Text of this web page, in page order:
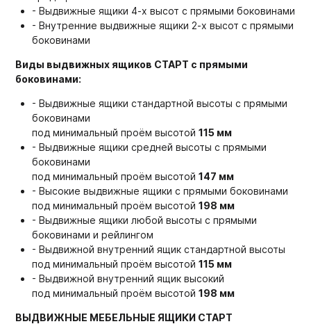
- Выдвижные ящики 4-х высот с прямыми боковинами
- Внутренние выдвижные ящики 2-х высот с прямыми
боковинами
Виды выдвижных ящиков СТАРТ с прямыми
боковинами:
- Выдвижные ящики стандартной высоты с прямыми
боковинами
под минимальный проём высотой115 мм
- Выдвижные ящики средней высоты с прямыми
боковинами
под минимальный проём высотой147 мм
- Высокие выдвижные ящики с прямыми боковинами
под минимальный проём высотой198 мм
- Выдвижные ящики любой высоты с прямыми
боковинами и рейлингом
- Выдвижной внутренний ящик стандартной высоты
под минимальный проём высотой115 мм
- Выдвижной внутренний ящик высокий
под минимальный проём высотой198 мм
ВЫДВИЖНЫЕ МЕБЕЛЬНЫЕ ЯЩИКИ СТАРТ